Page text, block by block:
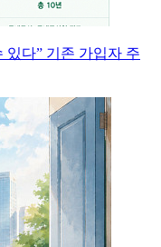
있다” 기존 가입자 주